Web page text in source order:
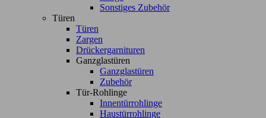
Sonstiges Zubehör
Türen
Türen
Zargen
Drückergarnituren
Ganzglastüren
Ganzglastüren
Zubehör
Tür-Rohlinge
Innentürrohlinge
Haustürrohlinge